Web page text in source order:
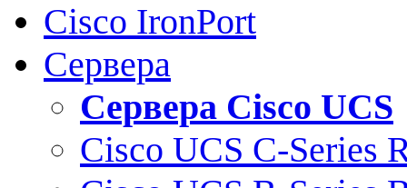
Cisco IronPort
Сервера
Сервера Cisco UCS
Cisco UCS C-Series